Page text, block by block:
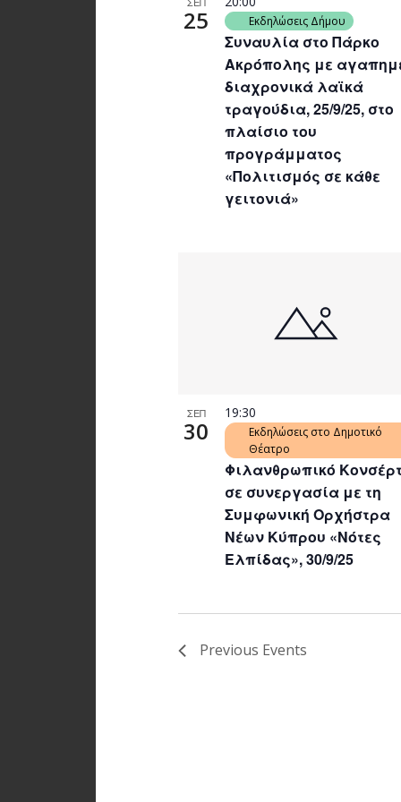
25
Συναυλία στο Πάρκο
Ακρόπολης με
διαχρονικά λαϊκά
τραγούδια, 25/9/25, στο
πλαίσιο του
προγράμματος
«Πολιτισμός σε κάθε
γειτονιά»
Εκδηλώσεις Δήμου
ΣΕΠ
30
Φιλανθρωπικό
σε συνεργασία με τη
Συμφωνική Ορχήστρα
Νέων Κύπρου «Νότες
Ελπίδας», 30/9/25
19:30
Εκδηλώσεις στο Δημοτικό
Θέατρο
Previous Events